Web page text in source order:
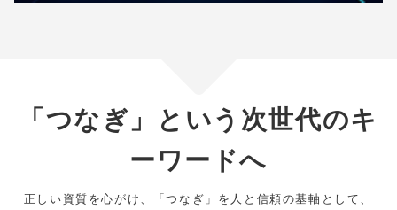
「つなぎ」という次世代のキ
ーワードへ
正しい資質を心がけ、「つなぎ」を人と信頼の基軸として、